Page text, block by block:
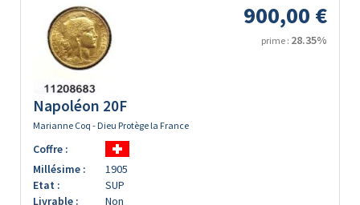
900,00 €
prime : 28.35%
Napoléon 20F
Marianne Coq - Dieu Protège la France
Coffre :
Millésime :
1905
Etat :
SUP
Livrable :
Non